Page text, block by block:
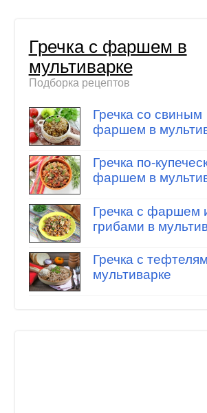
Гречка с фаршем в
мультиварке
Подборка рецептов
Гречка со свиным
фаршем в
Гречка по-
фаршем в
Гречка с фаршем
грибами в
Гречка с
мультиварке